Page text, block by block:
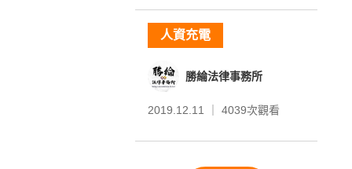
人資充電
勝綸法律事務所
2019.12.11 ｜ 4039次觀看